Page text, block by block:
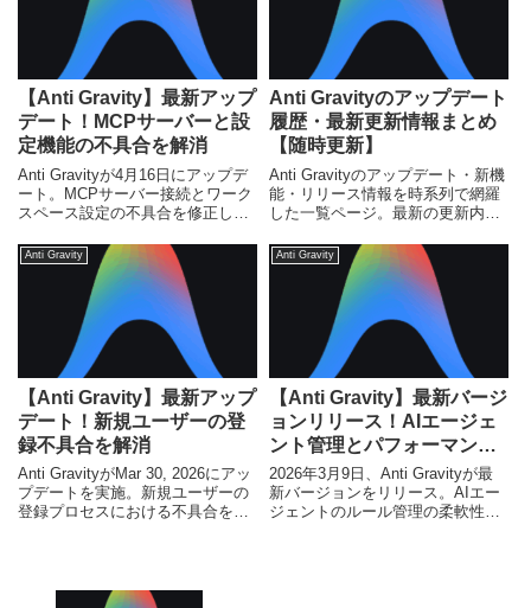
【Anti Gravity】最新アップ
デート！MCPサーバーと設
定機能の不具合を解消
Anti Gravityが4月16日にアップデ
ート。MCPサーバー接続とワーク
スペース設定の不具合を修正し、
ました。
Anti Gravityのアップデート
履歴・最新更新情報まとめ
【随時更新】
Anti Gravityのアップデート・新機
能・リリース情報を時系列で網羅
した一覧ページ。最新の更新内容
Gravityの進化をまとめて確認でき
ます。
Anti Gravity
【Anti Gravity】最新アップ
デート！新規ユーザーの登
録不具合を解消
Anti GravityがMar 30, 2026にアッ
プデートを実施。新規ユーザーの
登録プロセスにおける不具合を修
Anti Gravity
【Anti Gravity】最新バージ
ョンリリース！AIエージェ
ント管理とパフォーマンス
強化を解説
2026年3月9日、Anti Gravityが最
新バージョンをリリース。AIエー
ジェントのルール管理の柔軟性向